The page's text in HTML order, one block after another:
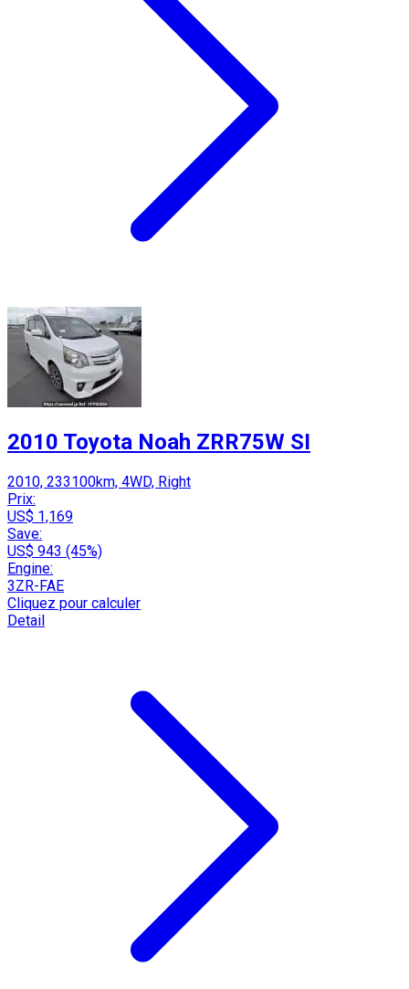
2010 Toyota Noah ZRR75W SI
2010, 233100km, 4WD, Right
Prix:
US$ 1,169
Save:
US$ 943 (45%)
Engine:
3ZR-FAE
Cliquez pour calculer
Detail